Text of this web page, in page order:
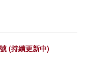
(持續更新中)